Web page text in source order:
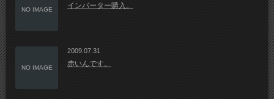
NO IMAGE インバーター購入。
NO IMAGE
2009.07.31
赤いんです。